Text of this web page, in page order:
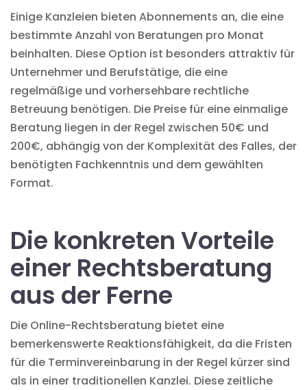
Einige Kanzleien bieten Abonnements an, die eine
bestimmte Anzahl von Beratungen pro Monat
beinhalten. Diese Option ist besonders attraktiv für
Unternehmer und Berufstätige, die eine
regelmäßige und vorhersehbare rechtliche
Betreuung benötigen. Die Preise für eine einmalige
Beratung liegen in der Regel zwischen 50€ und
200€, abhängig von der Komplexität des Falles, der
benötigten Fachkenntnis und dem gewählten
Format.
Die konkreten Vorteile
einer Rechtsberatung
aus der Ferne
Die Online-Rechtsberatung bietet eine
bemerkenswerte Reaktionsfähigkeit, da die Fristen
für die Terminvereinbarung in der Regel kürzer sind
als in einer traditionellen Kanzlei. Diese zeitliche